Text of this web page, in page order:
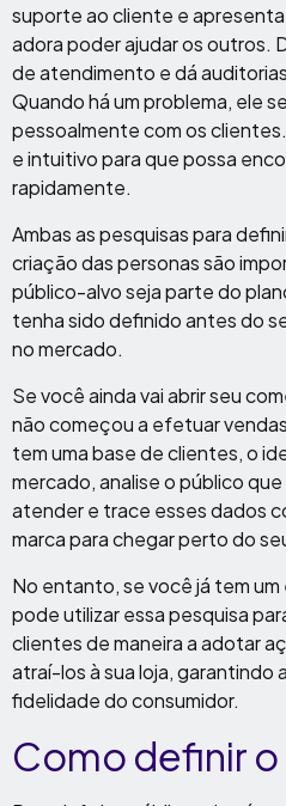
suporte ao cliente e
adora poder ajudar os outros.
de atendimento e dá
Quando há um problema, ele
pessoalmente com os
e intuitivo para que possa
rapidamente.
Ambas as pesquisas para
criação das personas são
público-alvo seja parte do
tenha sido definido antes do
no mercado.
Se você ainda vai abrir seu
não começou a efetuar
tem uma base de clientes, o
mercado, analise o público
atender e trace esses dados
marca para chegar perto do
No entanto, se você já tem
pode utilizar essa pesquisa
clientes de maneira a adotar
atraí-los à sua loja, garantindo
fidelidade do consumidor.
Como definir